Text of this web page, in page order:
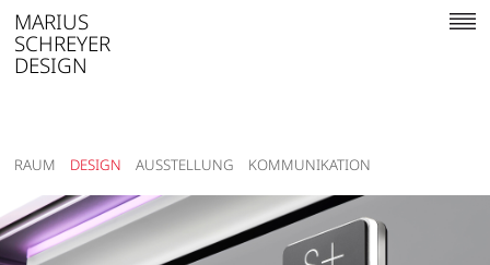
MARIUS
SCHREYER
DESIGN
RAUM DESIGN AUSSTELLUNG KOMMUNIKATION